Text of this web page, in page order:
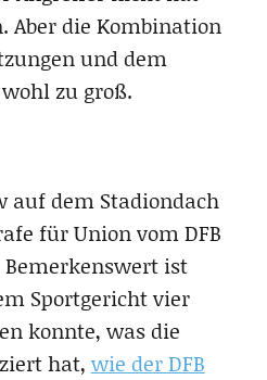
Aber die Kombination
und dem
zu groß.
auf dem Stadiondach
für Union vom DFB
Bemerkenswert ist
Sportgericht vier
konnte, was die
hat, wie der DFB